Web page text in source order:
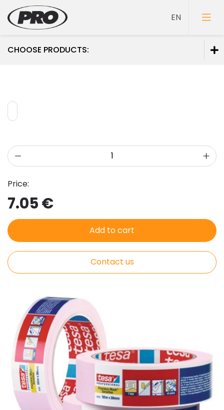
CHOOSE PRODUCTS:
Primers
Putties
Price:
7.05 €
Add to cart
Contact us